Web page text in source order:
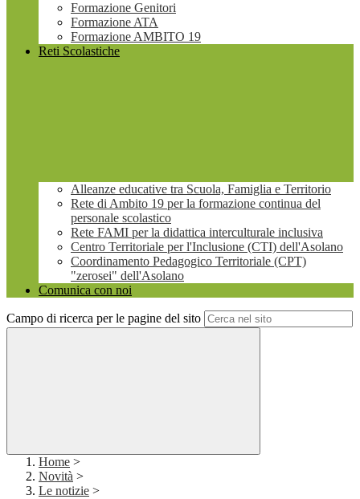
Formazione Genitori
Formazione ATA
Formazione AMBITO 19
Reti Scolastiche
Alleanze educative tra Scuola, Famiglia e Territorio
Rete di Ambito 19 per la formazione continua del
personale scolastico
Rete FAMI per la didattica interculturale inclusiva
Centro Territoriale per l'Inclusione (CTI) dell'Asolano
Coordinamento Pedagogico Territoriale (CPT)
"zerosei" dell'Asolano
Comunica con noi
Campo di ricerca per le pagine del sito
Home >
Novità >
Le notizie >